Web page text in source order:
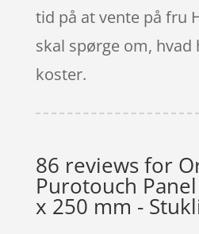
tid på at vente på fru
skal spørge om,
koster.
86 reviews for
Purotouch
x 250 mm -